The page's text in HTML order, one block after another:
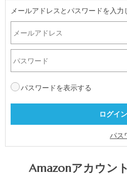
メールアドレスとパスワードを入力
パスワードを表示する
パス
Amazonアカウン